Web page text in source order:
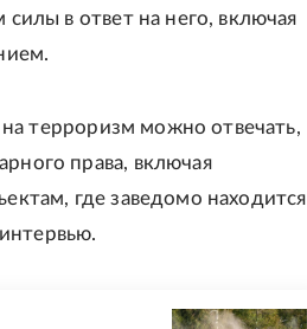
в ответ на него, включая
терроризм можно отвечать,
права, включая
где заведомо находится